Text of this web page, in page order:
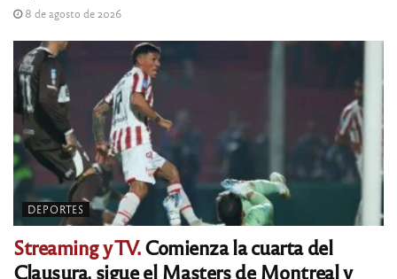
8 de agosto de 2026
DEPORTES
Streaming y TV.Comienza la cuarta del
Clausura, sigue el Masters de Montreal y